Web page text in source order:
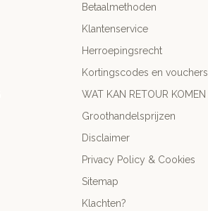
Betaalmethoden
Klantenservice
Herroepingsrecht
Kortingscodes en vouchers
WAT KAN RETOUR KOMEN
Groothandelsprijzen
Disclaimer
Privacy Policy & Cookies
Sitemap
Klachten?